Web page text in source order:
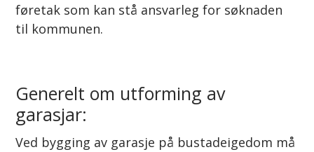
føretak som kan stå ansvarleg for søknaden
til kommunen.
Generelt om utforming av
garasjar:
Ved bygging av garasje på bustadeigedom må